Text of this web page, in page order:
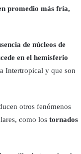
promedio más fría,
de núcleos de
en el hemisferio
Intertropical y que son
otros fenómenos
como los tornados